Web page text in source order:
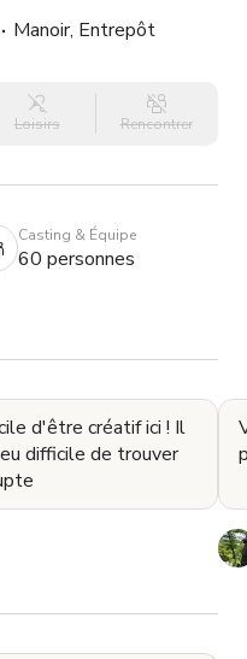
Manoir, Entrepôt
Loisirs Rencontrer
Casting & Équipe
60 personnes
d'être créatif ici ! Il
difficile de trouver